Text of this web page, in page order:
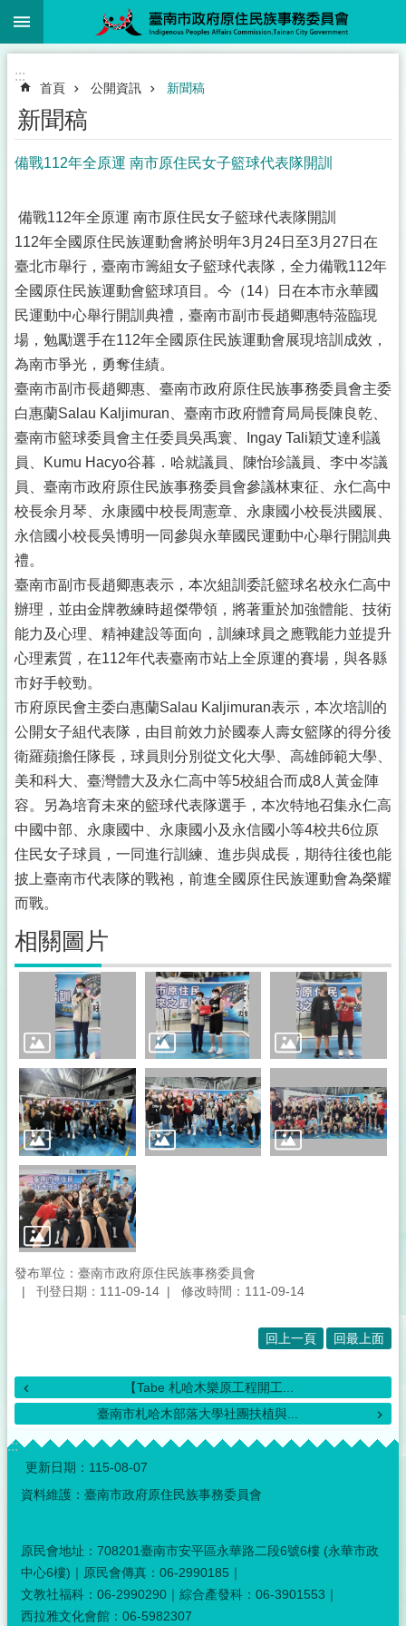
跳到主要內容區塊
:::
首頁 公開資訊 新聞稿
新聞稿
備戰112年全原運 南市原住民女子籃球代表隊開訓
備戰112年全原運 南市原住民女子籃球代表隊開訓
112年全國原住民族運動會將於明年3月24日至3月27日在
臺北市舉行，臺南市籌組女子籃球代表隊，全力備戰112年
全國原住民族運動會籃球項目。今（14）日在本市永華國
民運動中心舉行開訓典禮，臺南市副市長趙卿惠特蒞臨現
場，勉勵選手在112年全國原住民族運動會展現培訓成效，
為南市爭光，勇奪佳績。
臺南市副市長趙卿惠、臺南市政府原住民族事務委員會主委
白惠蘭Salau Kaljimuran、臺南市政府體育局局長陳良乾、
臺南市籃球委員會主任委員吳禹寰、Ingay Tali穎艾達利議
員、Kumu Hacyo谷暮．哈就議員、陳怡珍議員、李中岑議
員、臺南市政府原住民族事務委員會參議林東征、永仁高中
校長余月琴、永康國中校長周憲章、永康國小校長洪國展、
永信國小校長吳博明一同參與永華國民運動中心舉行開訓典
禮。
臺南市副市長趙卿惠表示，本次組訓委託籃球名校永仁高中
辦理，並由金牌教練時超傑帶領，將著重於加強體能、技術
能力及心理、精神建設等面向，訓練球員之應戰能力並提升
心理素質，在112年代表臺南市站上全原運的賽場，與各縣
市好手較勁。
市府原民會主委白惠蘭Salau Kaljimuran表示，本次培訓的
公開女子組代表隊，由目前效力於國泰人壽女籃隊的得分後
衛羅蘋擔任隊長，球員則分別從文化大學、高雄師範大學、
美和科大、臺灣體大及永仁高中等5校組合而成8人黃金陣
容。另為培育未來的籃球代表隊選手，本次特地召集永仁高
中國中部、永康國中、永康國小及永信國小等4校共6位原
住民女子球員，一同進行訓練、進步與成長，期待往後也能
披上臺南市代表隊的戰袍，前進全國原住民族運動會為榮耀
而戰。
相關圖片
發布單位：臺南市政府原住民族事務委員會
刊登日期：111-09-14
修改時間：111-09-14
回上一頁 回最上面
【Tabe 札哈木樂原工程開工...
臺南市札哈木部落大學社團扶植與...
:::
更新日期： 115-08-07
資料維護：臺南市政府原住民族事務委員會
原民會地址：708201臺南市安平區永華路二段6號6樓 (永華市政
中心6樓)｜原民會傳真：06-2990185｜
文教社福科：06-2990290｜綜合產發科：06-3901553｜
西拉雅文化會館：06-5982307